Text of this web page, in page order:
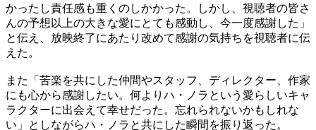
かったし責任感も重くのしかかった。しかし、視聴者の皆さ
んの予想以上の大きな愛にとても感動し、今一度感謝した」
と伝え、放映終了にあたり改めて感謝の気持ちを視聴者に伝
えた。
また「苦楽を共にした仲間やスタッフ、ディレクター、作家
にも心から感謝したい。何よりハ・ノラという愛らしいキャ
ラクターに出会えて幸せだった。忘れられないかもしれな
い」としながらハ・ノラと共にした瞬間を振り返った。